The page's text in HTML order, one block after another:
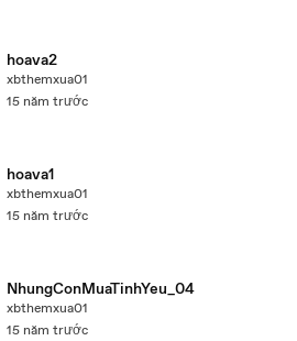
hoava2
xbthemxua01
15 năm trước
hoava1
xbthemxua01
15 năm trước
NhungConMuaTinhYeu_04
xbthemxua01
15 năm trước